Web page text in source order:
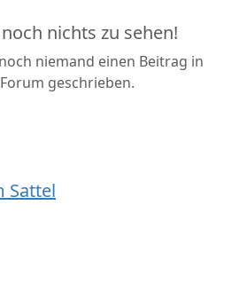
nichts zu sehen!
niemand einen Beitrag in
geschrieben.
Sattel